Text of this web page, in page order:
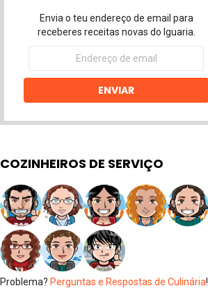
Envia o teu endereço de email para
receberes receitas novas do Iguaria.
Endereço
email
ENVIAR
COZINHEIROS DE SERVIÇO
Problema? Perguntas e Respostas de Culinária!